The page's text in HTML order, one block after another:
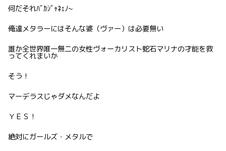
何だそれﾊﾞｶｼﾞｬﾈｪﾉ~
俺達メタラーにはそんな婆（ヴァー）は必要無い
誰か全世界唯一無二の女性ヴォーカリスト蛇石マリナの才能を救
ってくれまいか
そう！
マーデラスじゃダメなんだよ
ＹＥＳ！
絶対にガールズ・メタルで